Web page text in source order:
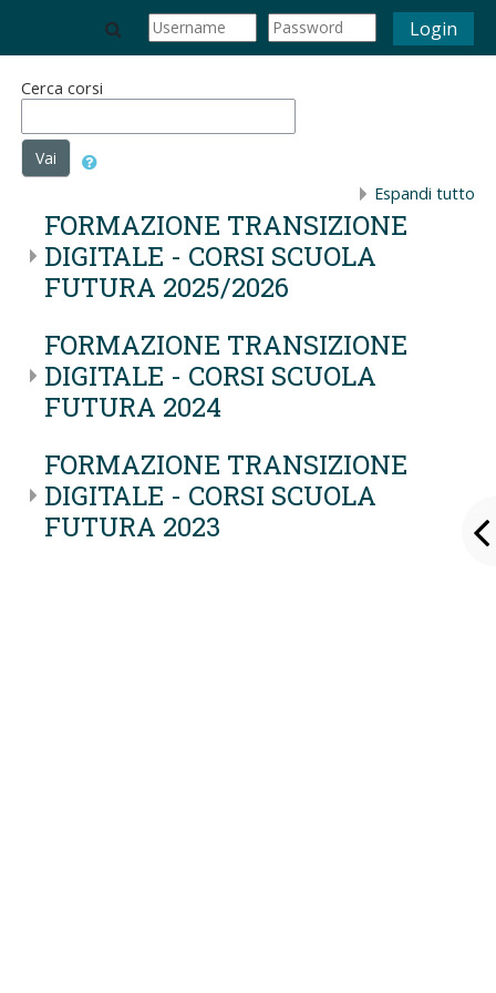
Vai al contenuto principale
Toggle search input Login
Cerca corsi
Vai
Espandi tutto
FORMAZIONE TRANSIZIONE
DIGITALE - CORSI SCUOLA
FUTURA 2025/2026
FORMAZIONE TRANSIZIONE
DIGITALE - CORSI SCUOLA
FUTURA 2024
FORMAZIONE TRANSIZIONE
DIGITALE - CORSI SCUOLA
FUTURA 2023